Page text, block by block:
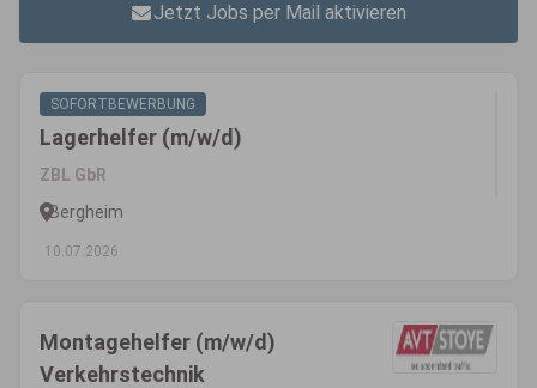
Jetzt Jobs per Mail aktivieren
SOFORTBEWERBUNG
Lagerhelfer (m/w/d)
ZBL GbR
Bergheim
10.07.2026
Montagehelfer (m/w/d)
Verkehrstechnik